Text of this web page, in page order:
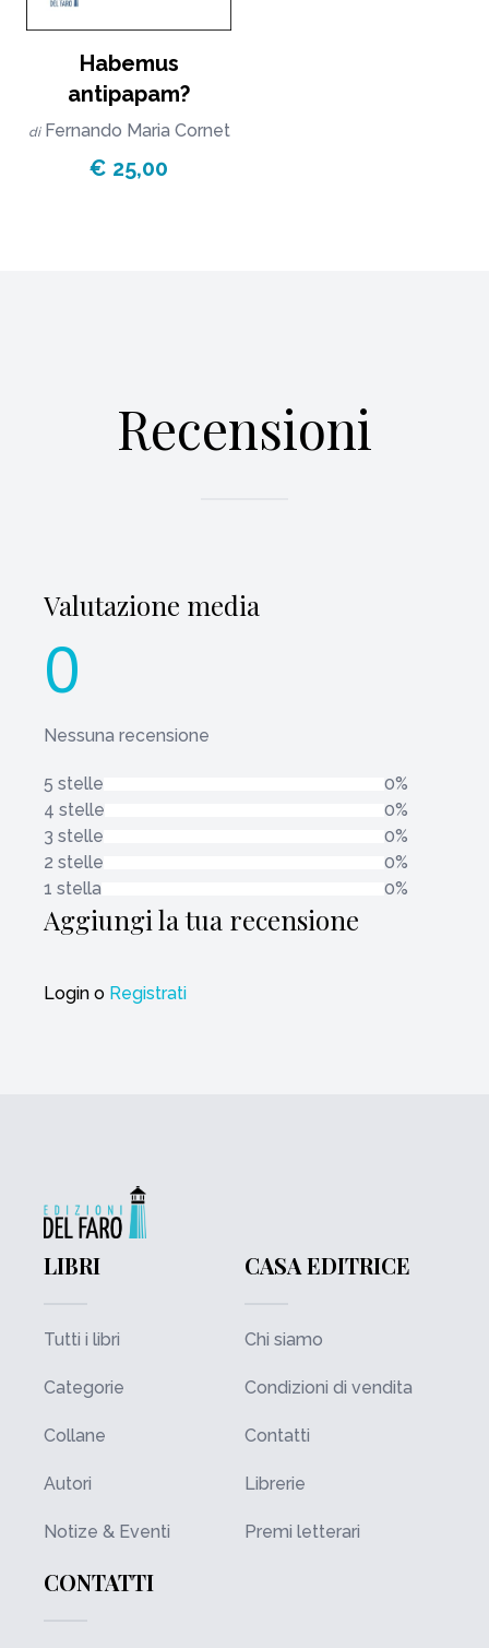
Habemus
antipapam?
di Fernando Maria Cornet
€ 25,00
Recensioni
Valutazione media
0
Nessuna recensione
5 stelle
0%
4 stelle
0%
3 stelle
0%
2 stelle
0%
1 stella
0%
Aggiungi la tua recensione
Login o Registrati
LIBRI
Tutti i libri
Categorie
Collane
Autori
Notize & Eventi
CASA EDITRICE
Chi siamo
Condizioni di vendita
Contatti
Librerie
Premi letterari
CONTATTI